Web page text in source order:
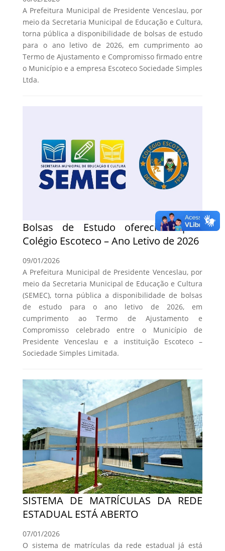
A Prefeitura Municipal de Presidente Venceslau, por
meio da Secretaria Municipal de Educação e Cultura,
torna pública a disponibilidade de bolsas de estudo
para o ano letivo de 2026, em cumprimento ao
Termo de Ajustamento e Compromisso firmado entre
o Município e a empresa Escoteco Sociedade Simples
Ltda.
Bolsas de Estudo oferecidas pelo
Colégio Escoteco – Ano Letivo de 2026
09/01/2026
A Prefeitura Municipal de Presidente Venceslau, por
meio da Secretaria Municipal de Educação e Cultura
(SEMEC), torna pública a disponibilidade de bolsas
de estudo para o ano letivo de 2026, em
cumprimento ao Termo de Ajustamento e
Compromisso celebrado entre o Município de
Presidente Venceslau e a instituição Escoteco –
Sociedade Simples Limitada.
SISTEMA DE MATRÍCULAS DA REDE
ESTADUAL ESTÁ ABERTO
07/01/2026
O sistema de matrículas da rede estadual já está